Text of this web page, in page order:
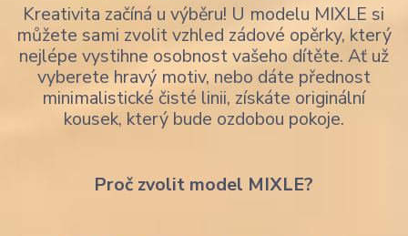
Kreativita začíná u výběru! U modelu MIXLE si
můžete sami zvolit vzhled zádové opěrky, který
nejlépe vystihne osobnost vašeho dítěte. Ať už
vyberete hravý motiv, nebo dáte přednost
minimalistické čisté linii, získáte originální
kousek, který bude ozdobou pokoje.
Proč zvolit model MIXLE?